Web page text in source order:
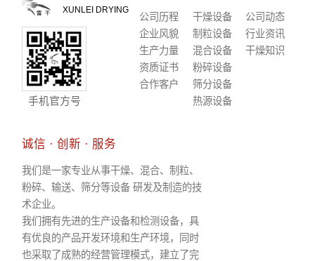
XUNLEI DRYING
手机官方号
公司历程
企业风貌
生产力量
资质证书
合作客户
干燥设备
制粒设备
混合设备
粉碎设备
筛分设备
热源设备
公司动态
行业资讯
干燥知识
诚信 · 创新 · 服务
我们是一家专业从事干燥、混合、制粒、
粉碎、输送、筛分等设备 研发及制造的技
术企业。
我们拥有先进的生产设备和检测设备，具
有优良的产品开发环境和生产环境，同时
也采取了成熟的经营管理模式，建立了完